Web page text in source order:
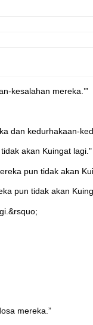
kesalahan mereka.’”
dan kedurhakaan-
akan Kuingat lagi."
pun tidak akan
pun tidak akan
mereka.”